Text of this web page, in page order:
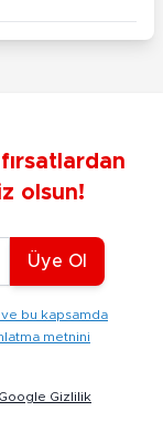
olsun!
Üye Ol
bu kapsamda
metnini
Google Gizlilik